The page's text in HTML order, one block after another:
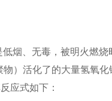
、无毒，被明火燃烧
）活化了的大量氢氧
应式如下：